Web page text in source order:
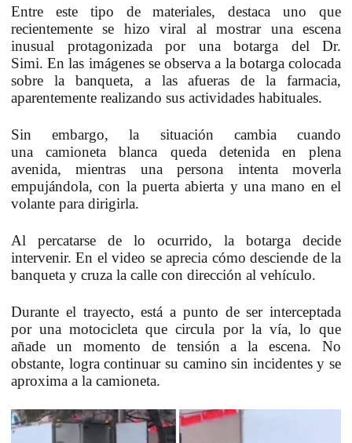
Entre este tipo de materiales, destaca uno que
recientemente se hizo viral al mostrar una escena
inusual protagonizada por una botarga del Dr.
Simi.En las imágenes se observa a la botargacolocada
sobre la banqueta, a las afueras de la farmacia,
aparentemente realizando sus actividades habituales.
Sin embargo, la situación cambia cuando
unacamioneta blanca queda detenida en plena
avenida, mientras una persona intenta moverla
empujándola, con la puerta abierta y una mano en el
volante para dirigirla.
Al percatarse de lo ocurrido, la botarga decide
intervenir. En el video se aprecia cómo desciende de la
banqueta y cruza la calle con dirección al vehículo.
Durante el trayecto, está a punto de ser interceptada
por unamotocicletaque circula por la vía, lo que
añade un momento de tensión a la escena. No
obstante, logra continuar su camino sin incidentes y se
aproxima a la camioneta.